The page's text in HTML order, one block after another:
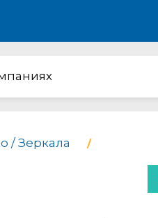
/ Зеркала